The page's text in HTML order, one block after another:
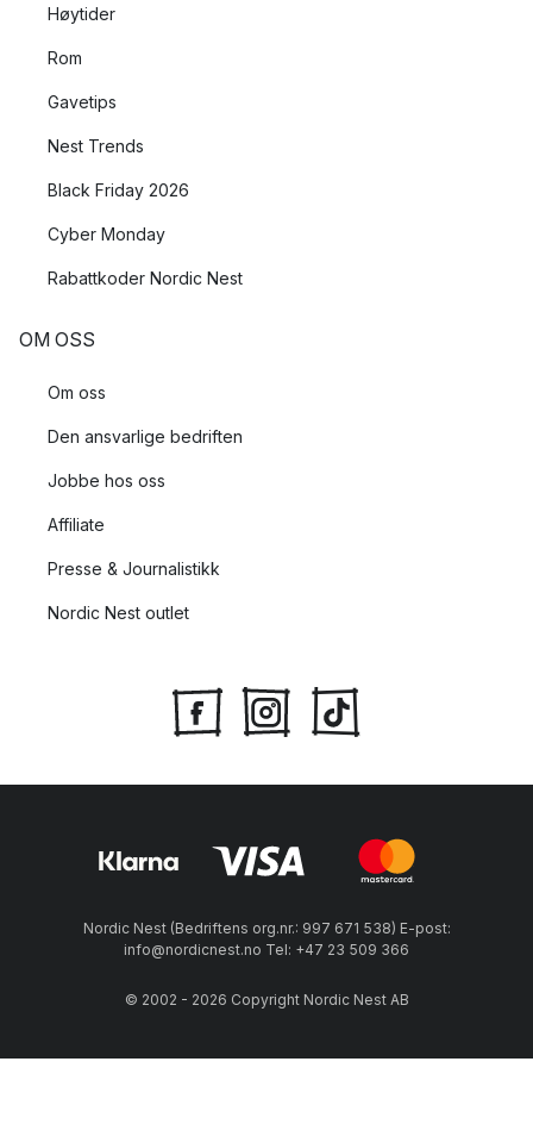
Høytider
Rom
Gavetips
Nest Trends
Black Friday 2026
Cyber Monday
Rabattkoder Nordic Nest
OM OSS
Om oss
Den ansvarlige bedriften
Jobbe hos oss
Affiliate
Presse & Journalistikk
Nordic Nest outlet
Nordic Nest (Bedriftens org.nr.: 997 671 538) E-post:
info@nordicnest.no Tel: +47 23 509 366
© 2002 - 2026 Copyright Nordic Nest AB